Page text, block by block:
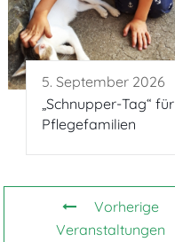
5. September 2026
„Schnupper-Tag“ für
Pflegefamilien
Vorherige
Veranstaltungen